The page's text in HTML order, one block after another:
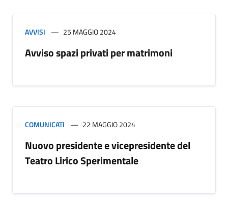
AVVISI 25 MAGGIO 2024
Avviso spazi privati per matrimoni
COMUNICATI 22 MAGGIO 2024
Nuovo presidente e vicepresidente del
Teatro Lirico Sperimentale